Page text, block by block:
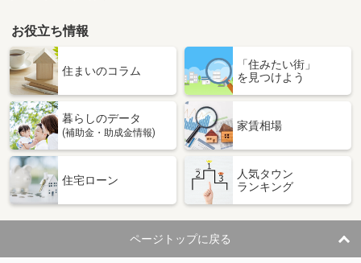
お役立ち情報
住まいのコラム
「住みたい街」
を見つけよう
暮らしのデータ
(補助金・助成金情報)
家賃相場
住宅ローン
人気タウン
ランキング
ページトップに戻る